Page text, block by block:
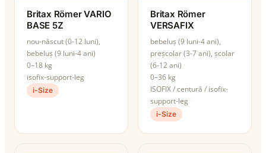
Britax Römer VARIO
BASE 5Z
nou-născut (0-12 luni),
bebeluș (9 luni-4 ani)
0–18 kg
isofix-support-leg
i-Size
Britax Römer
VERSAFIX
bebeluș (9 luni-4 ani),
preșcolar (3-7 ani), școlar
(6-12 ani)
0–36 kg
ISOFIX / centură / isofix-
support-leg
i-Size